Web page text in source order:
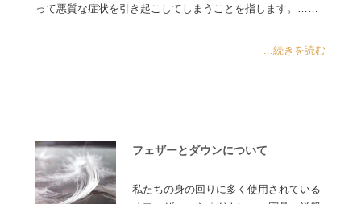
って悪質な症状を引き起こしてしまうことを指します。……
...続きを読む
フェザーとダウンについて
私たちの身の回りに多く使用されている